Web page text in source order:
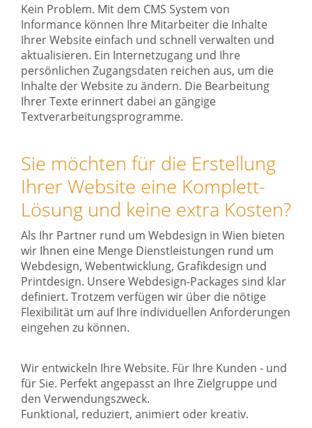
Kein Problem. Mit dem CMS System von
Informance können Ihre Mitarbeiter die Inhalte
Ihrer Website einfach und schnell verwalten und
aktualisieren. Ein Internetzugang und Ihre
persönlichen Zugangsdaten reichen aus, um die
Inhalte der Website zu ändern. Die Bearbeitung
Ihrer Texte erinnert dabei an gängige
Textverarbeitungsprogramme.
Sie möchten für die Erstellung
Ihrer Website eine Komplett-
Lösung und keine extra Kosten?
Als Ihr Partner rund um Webdesign in Wien bieten
wir Ihnen eine Menge Dienstleistungen rund um
Webdesign, Webentwicklung, Grafikdesign und
Printdesign. Unsere Webdesign-Packages sind klar
definiert. Trotzem verfügen wir über die nötige
Flexibilität um auf Ihre individuellen Anforderungen
eingehen zu können.
Wir entwickeln Ihre Website. Für Ihre Kunden - und
für Sie. Perfekt angepasst an Ihre Zielgruppe und
den Verwendungszweck.
Funktional, reduziert, animiert oder kreativ.